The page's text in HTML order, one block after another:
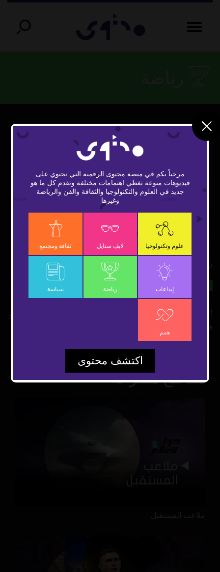
Play
Videoرونالدو ضد ميسي في الرياض
11 يناير 2023
أكثر من مليوني طلب لشراء تذكرة من لقاء يشهد مواجهة رونالدو
وميسي وجهاً لوجه على أرض الرياض
مقاطع مقترحة
ملاعب المستقبل
مرحباً بكم في منصة محتوى الرقمية التي تحتوي على
فيديوهات منوعة تغطي اهتمامات مختلفة وتقدم كل ما هو
جديد في العلوم والتكنولوجيا والثقافة والفن والرياضة
وغيرها
علوم وتكنولوجيا لايف ستايل ثقافة ومجتمع
إبداعات رياضة سياسة
همم
اكتشف محتوى